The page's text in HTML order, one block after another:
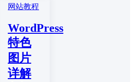
网站教程
WordPress
特色
图片
详解